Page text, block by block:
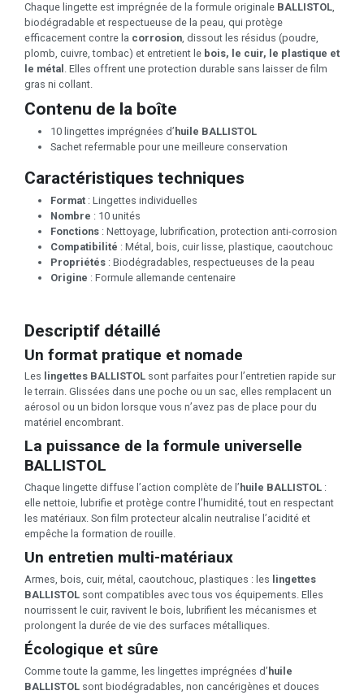
Chaque lingette est imprégnée de la formule originale BALLISTOL,
biodégradable et respectueuse de la peau, qui protège
efficacement contre la corrosion, dissout les résidus (poudre,
plomb, cuivre, tombac) et entretient le bois, le cuir, le plastique et
le métal . Elles offrent une protection durable sans laisser de film
gras ni collant.
Contenu de la boîte
10 lingettes imprégnées d’ huile BALLISTOL
Sachet refermable pour une meilleure conservation
Caractéristiques techniques
Format : Lingettes individuelles
Nombre : 10 unités
Fonctions : Nettoyage, lubrification, protection anti-corrosion
Compatibilité : Métal, bois, cuir lisse, plastique, caoutchouc
Propriétés : Biodégradables, respectueuses de la peau
Origine : Formule allemande centenaire
Descriptif détaillé
Un format pratique et nomade
Les lingettes BALLISTOL sont parfaites pour l’entretien rapide sur
le terrain. Glissées dans une poche ou un sac, elles remplacent un
aérosol ou un bidon lorsque vous n’avez pas de place pour du
matériel encombrant.
La puissance de la formule universelle
BALLISTOL
Chaque lingette diffuse l’action complète de l’ huile BALLISTOL :
elle nettoie, lubrifie et protège contre l’humidité, tout en respectant
les matériaux. Son film protecteur alcalin neutralise l’acidité et
empêche la formation de rouille.
Un entretien multi-matériaux
Armes, bois, cuir, métal, caoutchouc, plastiques : les lingettes
BALLISTOL sont compatibles avec tous vos équipements. Elles
nourrissent le cuir, ravivent le bois, lubrifient les mécanismes et
prolongent la durée de vie des surfaces métalliques.
Écologique et sûre
Comme toute la gamme, les lingettes imprégnées d’ huile
BALLISTOL sont biodégradables, non cancérigènes et douces